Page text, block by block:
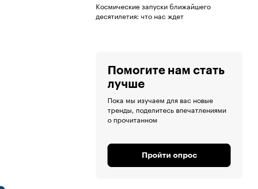
Космические запуски ближайшего
десятилетия: что нас ждет
Помогите нам стать
лучше
Пока мы изучаем для вас новые
тренды, поделитесь впечатлениями
о прочитанном
Пройти опрос